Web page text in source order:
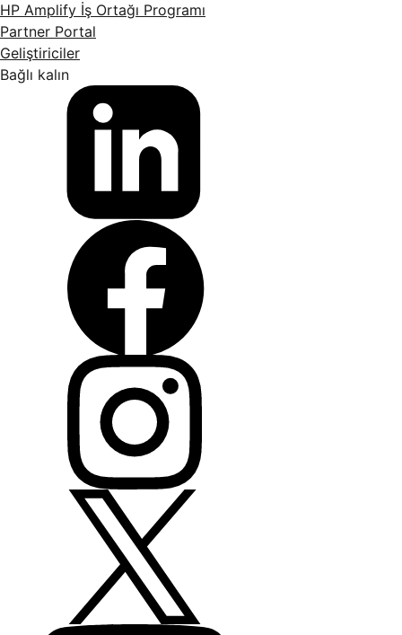
HP Amplify İş Ortağı Programı
Partner Portal
Geliştiriciler
Bağlı kalın